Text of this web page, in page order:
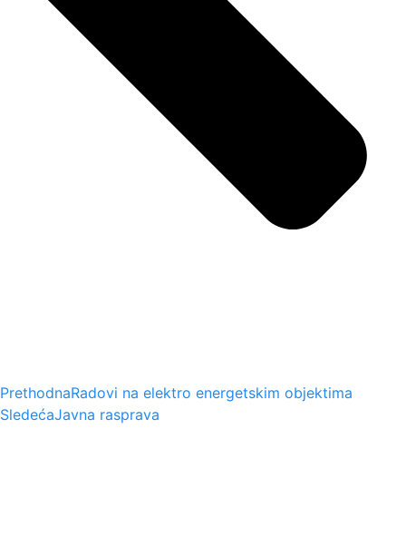
PrethodnaRadovi na elektro energetskim objektima
SledećaJavna rasprava